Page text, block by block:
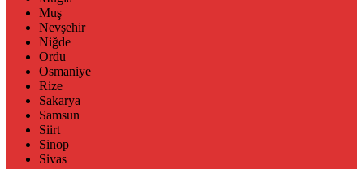
Muş
Nevşehir
Niğde
Ordu
Osmaniye
Rize
Sakarya
Samsun
Siirt
Sinop
Sivas